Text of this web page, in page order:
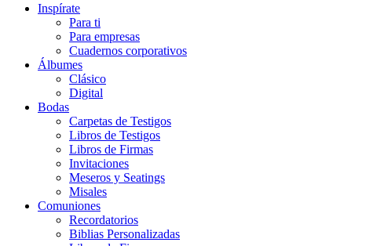
Inspírate
Para ti
Para empresas
Cuadernos corporativos
Álbumes
Clásico
Digital
Bodas
Carpetas de Testigos
Libros de Testigos
Libros de Firmas
Invitaciones
Meseros y Seatings
Misales
Comuniones
Recordatorios
Biblias Personalizadas